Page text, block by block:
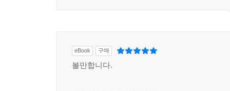
eBook 구매
볼만합니다.